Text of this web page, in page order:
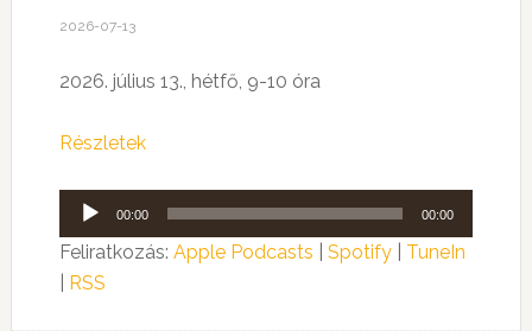
2026-07-13
2026. július 13., hétfő, 9-10 óra
Részletek
Audió
lejátszó
00:00 00:00
Feliratkozás: Apple Podcasts Spotify| TuneIn
RSS